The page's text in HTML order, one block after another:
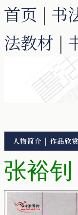
首页 | 书
法教材 |
人物简介 | 作品欣赏
张裕钊